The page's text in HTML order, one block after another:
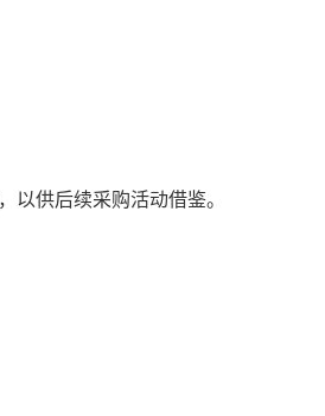
以供后续采购活动借鉴。